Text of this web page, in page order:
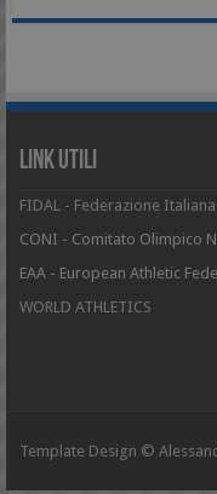
Link Utili
FIDAL - Federazione
CONI - Comitato Olimpico
EAA - European Athletic
WORLD ATHLETICS
Template Design ©